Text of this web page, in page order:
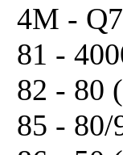
4M -
81 -
82 - 80
85 - 80/